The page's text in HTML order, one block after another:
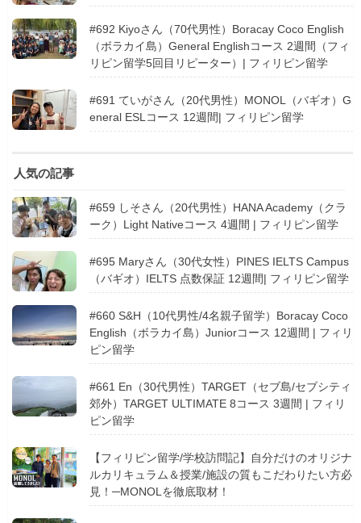
#692 Kiyoさん（70代男性）Boracay Coco English
（ボラカイ島）General Englishコース 2週間（フィ
リピン留学5回目リピーター）| フィリピン留学
#691 ていがさん（20代男性）MONOL（バギオ）G
eneral ESLコース 12週間| フィリピン留学
人気の記事
#659 しそさん（20代男性）HANA Academy（クラ
ーク）Light Nativeコース 4週間 | フィリピン留学
#695 Maryさん（30代女性）PINES IELTS Campus
（バギオ）IELTS 点数保証 12週間| フィリピン留学
#660 S&H（10代男性/4名親子留学）Boracay Coco
English（ボラカイ島）Juniorコース 12週間 | フィリ
ピン留学
#661 En（30代男性）TARGET（セブ島/セブシティ
郊外）TARGET ULTIMATE 8コース 3週間 | フィリ
ピン留学
【フィリピン留学/学校訪問記】自分だけのオリジナ
ルカリキュラム＆授業/施設の質もこだわりたい方必
見！─MONOLを徹底取材！